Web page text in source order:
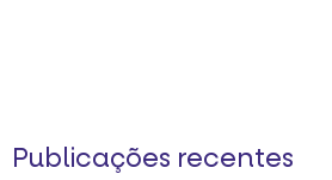
Publicações recentes